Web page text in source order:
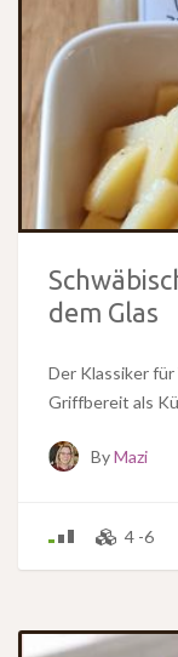
dem Glas
Der Klassiker
Griffbereit als
ByMazi
4 -6